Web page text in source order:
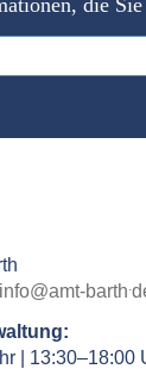
die Sie
info@amt-barth.
| 13:30–18:00